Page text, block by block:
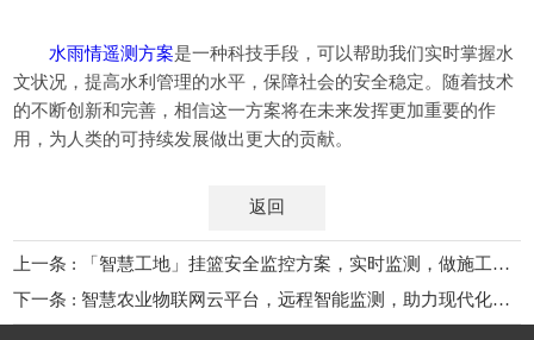
水雨情遥测方案是一种科技手段，可以帮助我们实时掌握水
文状况，提高水利管理的水平，保障社会的安全稳定。随着技术
的不断创新和完善，相信这一方案将在未来发挥更加重要的作
用，为人类的可持续发展做出更大的贡献。
返回
上一条 : 「智慧工地」挂篮安全监控方案，实时监测，做施工安全的智能利器
下一条 : 智慧农业物联网云平台，远程智能监测，助力现代化育苗